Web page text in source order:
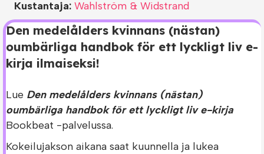
Den medelålders kvinnans (nästan)
oumbärliga handbok för ett lyckligt liv e-
kirja ilmaiseksi!
Lue Den medelålders kvinnans (nästan)
oumbärliga handbok för ett lyckligt liv e-kirja
Bookbeat -palvelussa.
Kokeilujakson aikana saat kuunnella ja lukea
Kustantaja: Wahlström & Widstrand